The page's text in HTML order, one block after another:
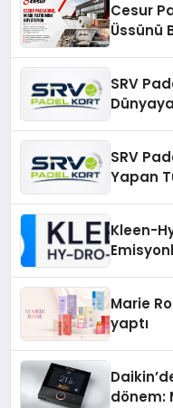
Cesur
Üssünü
SRV
SRV
Yapan
Kleen-
Marie
yaptı
dönem: